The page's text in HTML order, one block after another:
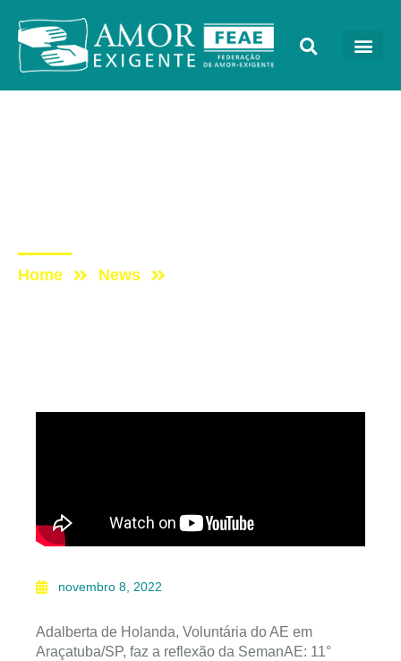
Home News
novembro 8, 2022
Adalberta de Holanda, Voluntária do AE em
Araçatuba/SP, faz a reflexão da SemanAE: 11°